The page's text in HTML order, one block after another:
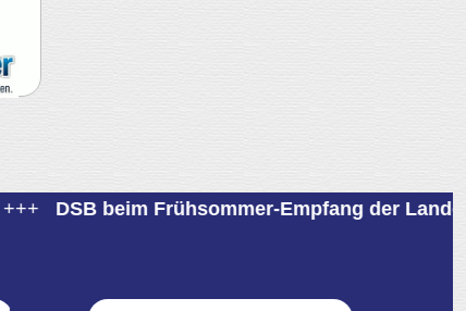
DSB beim Frühsommer-Empfang der